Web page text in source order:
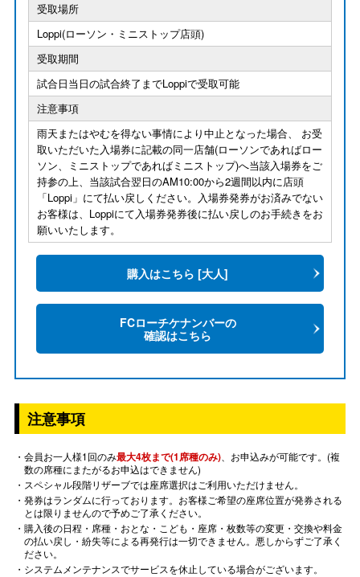
受取場所
Loppi(ローソン・ミニストップ店頭)
受取期間
試合日当日の試合終了までLoppiで受取可能
注意事項
雨天またはやむを得ない事情により中止となった場合、 お受
取いただいた入場券に記載の同一店舗(ローソンであればロー
ソン、ミニストップであればミニストップ)へ当該入場券をご
持参の上、当該試合翌日のAM10:00から2週間以内に店頭
「Loppi」にて払い戻しください。入場券発券がお済みでない
お客様は、Loppiにて入場券発券後に払い戻しのお手続きをお
願いいたします。
購入はこちら [大人]
FCローチケナンバーの
確認はこちら
注意事項
・会員お一人様1回のみ最大4枚まで(1席種のみ)、お申込みが可能です。(複
数の席種にまたがるお申込はできません)
・スペシャル段階リザーブでは座席選択はご利用いただけません。
・発券はランダムに行っております。お客様ご希望の座席位置が発券される
とは限りませんので予めご了承ください。
・購入後の日程・席種・おとな・こども・座席・枚数等の変更・交換や料金
の払い戻し・紛失等による再発行は一切できません。悪しからずご了承く
ださい。
・システムメンテナンスでサービスを休止している場合がございます。